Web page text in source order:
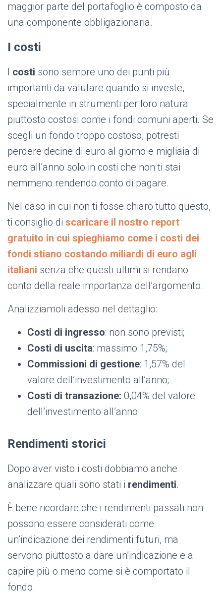
maggior parte del portafoglio è composto da
una componente obbligazionaria.
I costi
I costi sono sempre uno dei punti più
importanti da valutare quando si investe,
specialmente in strumenti per loro natura
piuttosto costosi come i fondi comuni aperti. Se
scegli un fondo troppo costoso, potresti
perdere decine di euro al giorno e migliaia di
euro all’anno solo in costi che non ti stai
nemmeno rendendo conto di pagare.
Nel caso in cui non ti fosse chiaro tutto questo,
ti consiglio di scaricare il nostro report
gratuito in cui spieghiamo come i costi dei
fondi stiano costando miliardi di euro agli
italiani senza che questi ultimi si rendano
conto della reale importanza dell’argomento.
Analizziamoli adesso nel dettaglio:
Costi di ingresso: non sono previsti;
Costi di uscita: massimo 1,75%;
Commissioni di gestione: 1,57% del
valore dell’investimento all’anno;
Costi di transazione: 0,04% del valore
dell’investimento all’anno.
Rendimenti storici
Dopo aver visto i costi dobbiamo anche
analizzare quali sono stati i rendimenti.
È bene ricordare che i rendimenti passati non
possono essere considerati come
un’indicazione dei rendimenti futuri, ma
servono piuttosto a dare un’indicazione e a
capire più o meno come si è comportato il
fondo.